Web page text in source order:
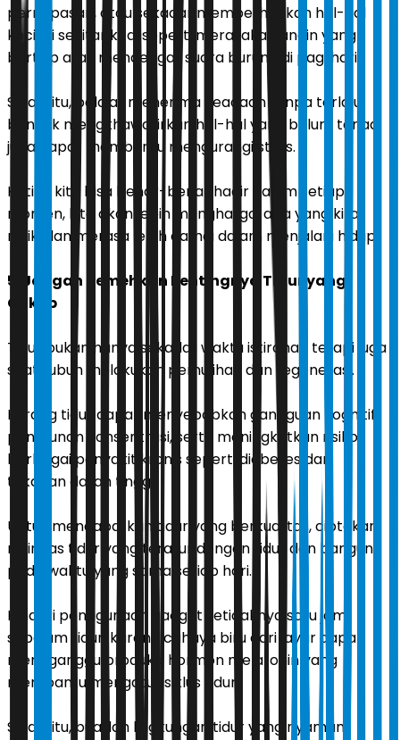
pernapasan, atau sekadar memperhatikan hal-hal
kecil di sekitar kita, seperti merasakan angin yang
bertiup atau mendengar suara burung di pagi hari.
Selain itu, belajar menerima keadaan tanpa terlalu
banyak mengkhawatirkan hal-hal yang belum terjadi
juga dapat membantu mengurangi stres.
Ketika kita bisa benar-benar hadir dalam setiap
momen, kita akan lebih menghargai apa yang kita
miliki dan merasa lebih damai dalam menjalani hidup.
5. Jangan Remehkan Pentingnya Tidur yang
Cukup
Tidur bukan hanya sekadar waktu istirahat, tetapi juga
saat tubuh melakukan pemulihan dan regenerasi.
Kurang tidur dapat menyebabkan gangguan kognitif,
penurunan konsentrasi, serta meningkatkan risiko
berbagai penyakit kronis seperti diabetes dan
tekanan darah tinggi.
Untuk mendapatkan tidur yang berkualitas, ciptakan
rutinitas tidur yang teratur dengan tidur dan bangun
pada waktu yang sama setiap hari.
Hindari penggunaan gadget setidaknya satu jam
sebelum tidur, karena cahaya biru dari layar dapat
mengganggu produksi hormon melatonin yang
membantu mengatur siklus tidur.
Selain itu, buatlah lingkungan tidur yang nyaman